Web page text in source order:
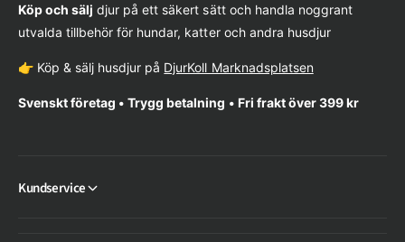
Köp och sälj djur på ett säkert sätt och handla noggrant
utvalda tillbehör för hundar, katter och andra husdjur
👉 Köp & sälj husdjur på DjurKoll Marknadsplatsen
Svenskt företag • Trygg betalning • Fri frakt över 399 kr
Kundservice